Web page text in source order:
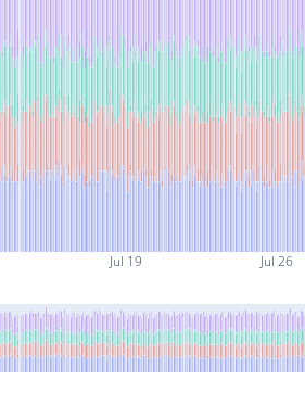
Jul 19 Jul 26